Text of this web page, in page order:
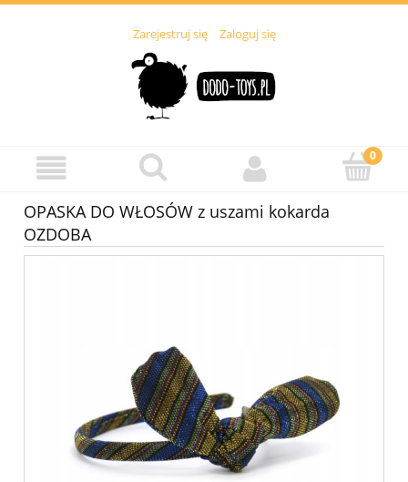
Zarejestruj się Zaloguj się
OPASKA DO WŁOSÓW z uszami kokarda
OZDOBA